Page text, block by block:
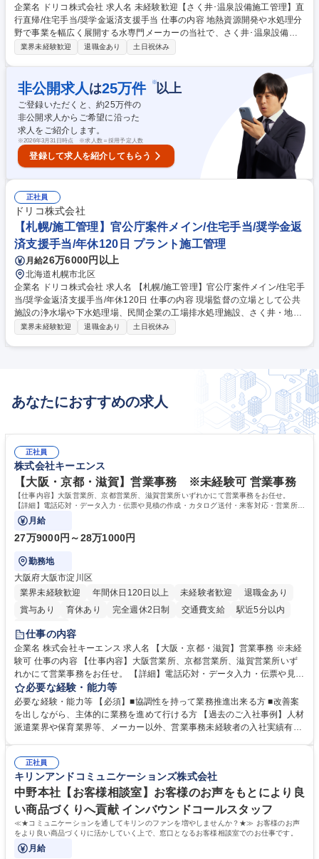
企業名 ドリコ株式会社 求人名 未経験歓迎【さく井･温泉設備施工管理】直
行直帰/住宅手当/奨学金返済支援手当 仕事の内容 地熱資源開発や水処理分
野で事業を幅広く展開する水専門メーカーの当社で、さく井･温泉設備工
事の施工管理業務を担当。担当は東京を拠点に全国各地の現場です！■国
ギーとして注目される「地熱発電」に利用される蒸気井や温泉井を中心
に、防災井戸･地震観測井まで様々な分野において掘削を行っています。■
温泉開発:旅館やリゾートマンション,ゴルフ場といった施設だけでなく、
医療や福祉などの分野でも幅広く利用される温泉。水源･温泉源の調査か
ら、利活用システムの設計･施工だけでなく、排水処理･維持管理まで一貫
したソリューションを提供します。 募集職種 未経験歓迎【さく井･温泉設
備施工管理】直行直帰/住宅手当/奨学金返済支援手当
業界未経験歓迎 退職金あり 土日祝休み
非公開求人 は25万件 ※以上
ご登録いただくと、約25万件の
非公開求人からご希望に沿った
求人をご紹介します。
※2026年3月31日時点 ※求人数＝採用予定人数
登録して求人を紹介してもらう
正社員
ドリコ株式会社
【札幌/施工管理】官公庁案件メイン/住宅手当/奨学金返
済支援手当/年休120日 プラント施工管理
月給26万6000円以上
北海道札幌市北区
企業名 ドリコ株式会社 求人名 【札幌/施工管理】官公庁案件メイン/住宅手
当/奨学金返済支援手当/年休120日 仕事の内容 現場監督の立場として公共
施設の浄水場や下水処理場、民間企業の工場排水処理施設、さく井・地熱
開発における施工管理業務をお任せします。 担当エリアは札幌を拠点に東
房除害設備、羽田空港ターミナルビル、温泉の利活用システムの設計施
工・温泉排水処理・維持管理）■業界の中ではトップシェアクラス！！
（業務内容の変更の範囲）当社業務全般 募集職種 【札幌/施工管理】官公
庁案件メイン/住宅手当/奨学金返済支援手当/年休120日
業界未経験歓迎 退職金あり 土日祝休み
あなたにおすすめの求人
正社員
株式会社キーエンス
【大阪・京都・滋賀】営業事務 ※未経験可 営業事務
【仕事内容】大阪営業所、京都営業所、滋賀営業所いずれかにて営業事務をお任せ。
【詳細】電話応対・データ入力・伝票や見積の作成・カタログ送付・来客対応・営業所内
で発生する事務業務や業務改善をお任せ。
月給
27万9000円～28万1000円
勤務地
大阪府大阪市淀川区
業界未経験歓迎
年間休日120日以上 未経験者歓迎
退職金あり
賞与あり
育休あり 完全週休2日制 交通費支給
駅近5分以内
土日祝休み
仕事の内容
企業名 株式会社キーエンス 求人名 【大阪・京都・滋賀】営業事務 ※未経
験可 仕事の内容 【仕事内容】大阪営業所、京都営業所、滋賀営業所いず
れかにて営業事務をお任せ。 【詳細】電話応対・データ入力・伝票や見積
の作成・カタログ送付・来客対応・営業所内で発生する事務業務や業務改
善をお任せ。 【教育制度】ご入社後、育成担当とペアになりながらOJTに
て業務を覚えていただくことが可能です。業務システムがきちんと構築さ
れているため、スムーズに仕事に慣れることができる環境です。また、
募集職種 【大阪・京都・滋賀】営業事務 ※未経験可
必要な経験・能力等
必要な経験・能力等 【必須】■協調性を持って業務推進出来る方 ■改善案
を出しながら、主体的に業務を進めて行ける方 【過去のご入社事例】人材
派遣業界や保育業界等、メーカー以外、営業事務未経験者の入社実績有
えて、お客様や社員の状況に合わせ、能動的なサポート、改善の動きも期
待され。組織を支えるスペシャリストとして、チームに貢献し、結果的に
社員から頼られる存在になることができます。平均19:30の退勤以降の業
務の持ち帰りも禁止されており、メリハリのある働き方となります。 学
歴・資格 学歴：大学院 大学 高専 短大 語学力： 資格：
正社員
キリンアンドコミュニケーションズ株式会社
中野本社【お客様相談室】お客様のお声をもとにより良
い商品づくりへ貢献 インバウンドコールスタッフ
≪★コミュニケーションを通してキリンのファンを増やしませんか？★≫ お客様のお声
をより良い商品づくりに活かしていく上で、窓口となるお客様相談室でのお仕事です。
月給